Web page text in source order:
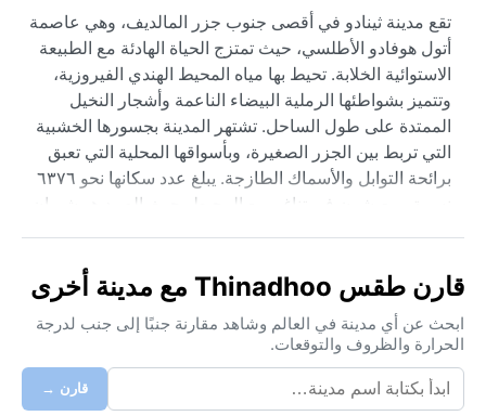
تقع مدينة ثينادو في أقصى جنوب جزر المالديف، وهي عاصمة
أتول هوفادو الأطلسي، حيث تمتزج الحياة الهادئة مع الطبيعة
الاستوائية الخلابة. تحيط بها مياه المحيط الهندي الفيروزية،
وتتميز بشواطئها الرملية البيضاء الناعمة وأشجار النخيل
الممتدة على طول الساحل. تشتهر المدينة بجسورها الخشبية
التي تربط بين الجزر الصغيرة، وبأسواقها المحلية التي تعبق
برائحة التوابل والأسماك الطازجة. يبلغ عدد سكانها نحو ٦٣٧٦
نسمة، ويعيشون في تناغم مع المحيط، حيث الصيد هو شريان
مناخ ثينادو استوائي رطب، يصنف ضمن المناخ الاستوائي
الموسمي (Am)، حيث تظل درجات الحرارة ثابتة على مدار
العام بين ٢٧ و٣١ درجة مئوية. تشهد المدينة موسمين رئيسيين:
موسم الجفاف من ديسمبر حتى أبريل، وتكون فيه السماء
صافية والنسائم منعشة، وموسم الأمطار من مايو حتى
قارن طقس Thinadhoo مع مدينة أخرى
ابحث عن أي مدينة في العالم وشاهد مقارنة جنبًا إلى جنب لدرجة
الحرارة والظروف والتوقعات.
قارن →